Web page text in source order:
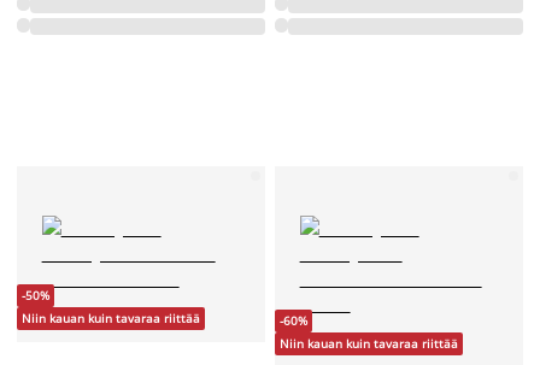
-50%
Niin kauan kuin tavaraa riittää
-60%
Niin kauan kuin tavaraa riittää